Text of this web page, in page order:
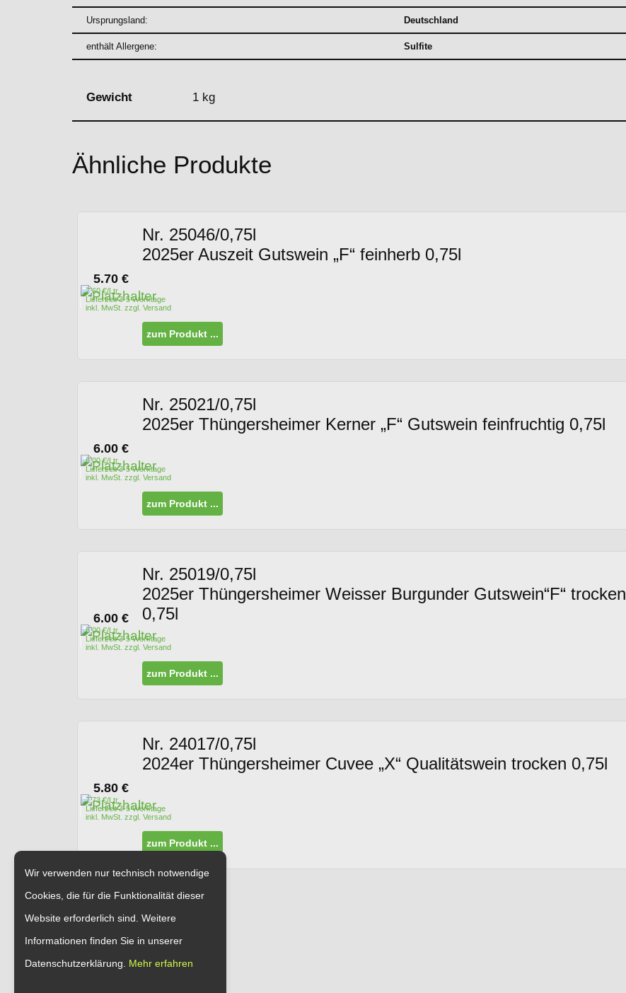
Ursprungsland: Deutschland
enthält Allergene: Sulfite
Gewicht 1 kg
Ähnliche Produkte
Nr. 25046/0,75l
2025er Auszeit Gutswein „F“ feinherb 0,75l
7.60 €/Ltr.
Lieferzeit 3-5 Werktage
inkl. MwSt. zzgl. Versand
5.70€
zum Produkt ...
Nr. 25021/0,75l
2025er Thüngersheimer Kerner „F“ Gutswein feinfruchtig 0,75l
8.00 €/Ltr.
Lieferzeit 3-5 Werktage
inkl. MwSt. zzgl. Versand
6.00€
zum Produkt ...
Nr. 25019/0,75l
2025er Thüngersheimer Weisser Burgunder Gutswein“F“ trocken
0,75l
8.00 €/Ltr.
Lieferzeit 3-5 Werktage
inkl. MwSt. zzgl. Versand
6.00€
zum Produkt ...
Nr. 24017/0,75l
2024er Thüngersheimer Cuvee „X“ Qualitätswein trocken 0,75l
7.73 €/Ltr.
Lieferzeit 3-5 Werktage
inkl. MwSt. zzgl. Versand
5.80€
zum Produkt ...
Wir verwenden nur technisch notwendige
Cookies, die für die Funktionalität dieser
Website erforderlich sind. Weitere
Informationen finden Sie in unserer
Datenschutzerklärung.
Mehr erfahren